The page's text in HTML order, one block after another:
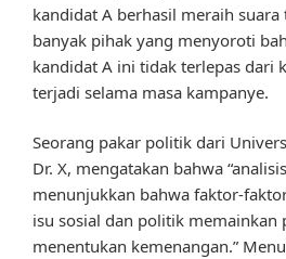
kandidat A berhasil meraih
banyak pihak yang menyoroti
kandidat A ini tidak terlepas dari
terjadi selama masa kampanye.
Seorang pakar politik dari
Dr. X, mengatakan bahwa
menunjukkan bahwa faktor-
isu sosial dan politik memainkan
menentukan kemenangan.”